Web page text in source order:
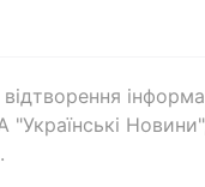
"Українські